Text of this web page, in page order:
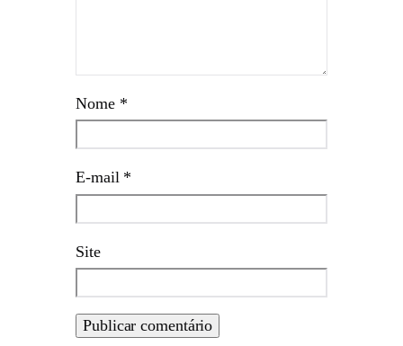
Nome *
E-mail *
Site